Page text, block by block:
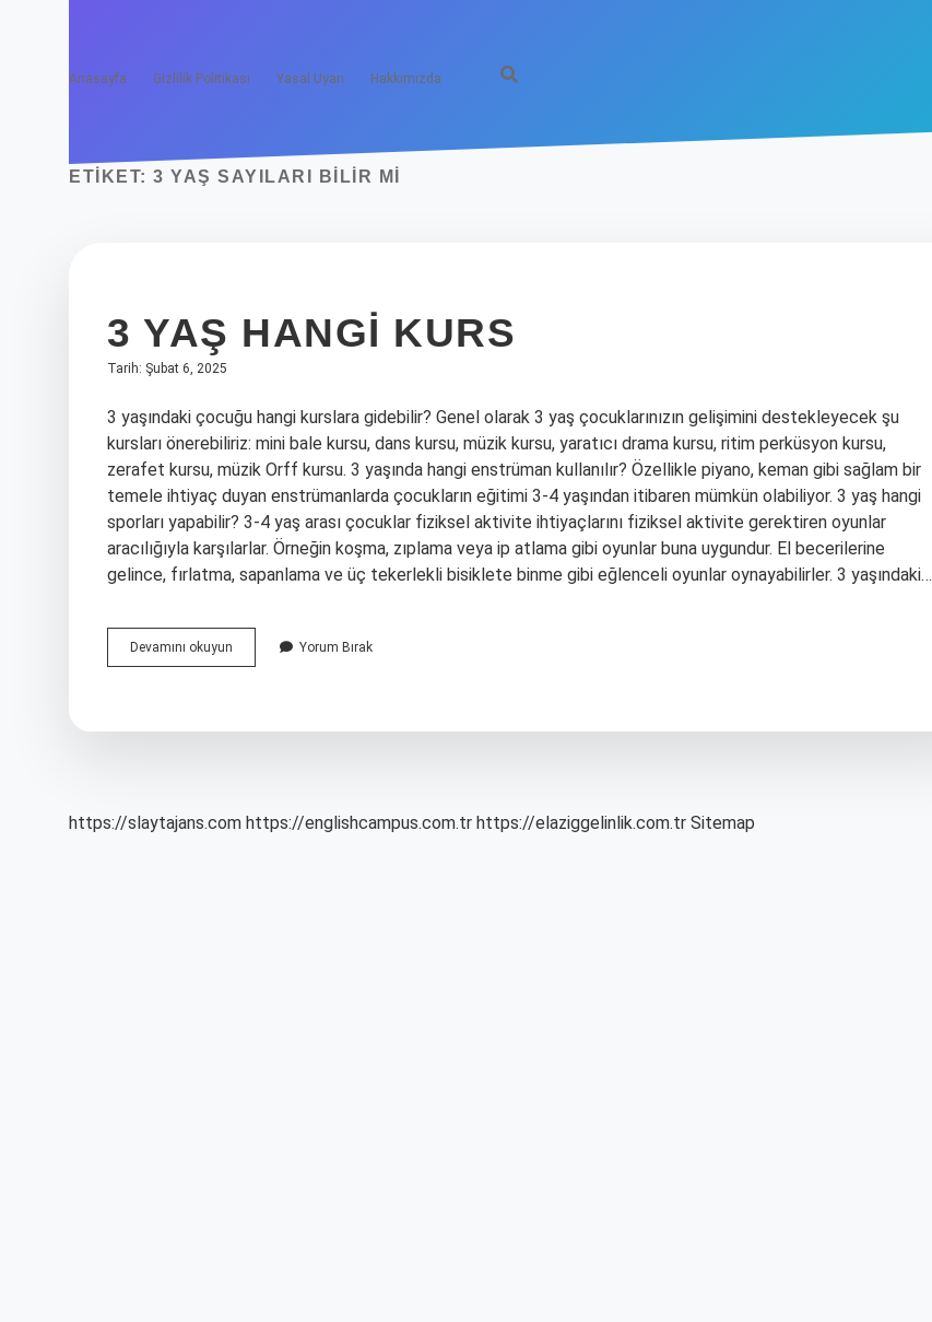
Anasayfa Gizlilik Politikası Yasal Uyarı Hakkımızda
ETIKET: 3 YAŞ SAYILARI BILIR MI
3 YAŞ HANGI KURS
Tarih: Şubat 6, 2025
3 yaşındaki çocuğu hangi kurslara gidebilir? Genel olarak 3 yaş çocuklarınızın gelişimini destekleyecek şu
kursları önerebiliriz: mini bale kursu, dans kursu, müzik kursu, yaratıcı drama kursu, ritim perküsyon kursu,
zerafet kursu, müzik Orff kursu. 3 yaşında hangi enstrüman kullanılır? Özellikle piyano, keman gibi sağlam bir
temele ihtiyaç duyan enstrümanlarda çocukların eğitimi 3-4 yaşından itibaren mümkün olabiliyor. 3 yaş hangi
sporları yapabilir? 3-4 yaş arası çocuklar fiziksel aktivite ihtiyaçlarını fiziksel aktivite gerektiren oyunlar
aracılığıyla karşılarlar. Örneğin koşma, zıplama veya ip atlama gibi oyunlar buna uygundur. El becerilerine
gelince, fırlatma, sapanlama ve üç tekerlekli bisiklete binme gibi eğlenceli oyunlar oynayabilirler. 3 yaşındaki…
Devamını okuyun
Yaş
Yorum Bırak
https://slaytajans.com https://englishcampus.com.tr https://elaziggelinlik.com.tr Sitemap